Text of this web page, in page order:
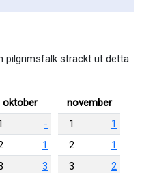
pilgrimsfalk sträckt ut detta
oktober
-
1
3
november
1
1
2
1
3
2